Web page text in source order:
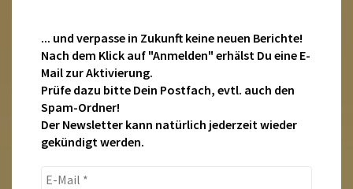
... und verpasse in Zukunft keine neuen Berichte!
Nach dem Klick auf "Anmelden" erhälst Du eine E-
Mail zur Aktivierung.
Prüfe dazu bitte Dein Postfach, evtl. auch den
Spam-Ordner!
Der Newsletter kann natürlich jederzeit wieder
gekündigt werden.
E-